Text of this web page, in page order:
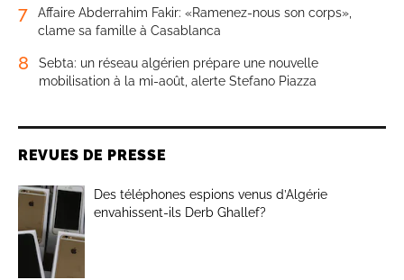
7
Affaire Abderrahim Fakir: «Ramenez-nous son corps»,
clame sa famille à Casablanca
8
Sebta: un réseau algérien prépare une nouvelle
mobilisation à la mi-août, alerte Stefano Piazza
REVUES DE PRESSE
Des téléphones espions venus d’Algérie
envahissent-ils Derb Ghallef?